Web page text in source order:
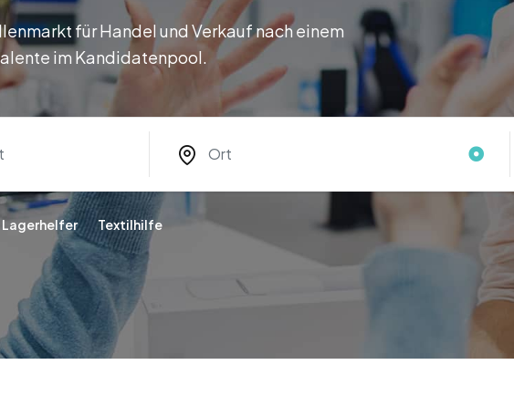
für Handel und Verkauf nach einem
im Kandidatenpool.
Lagerhelfer Textilhilfe